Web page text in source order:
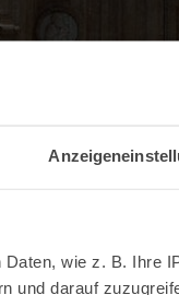
wie z. B. Ihre
und darauf